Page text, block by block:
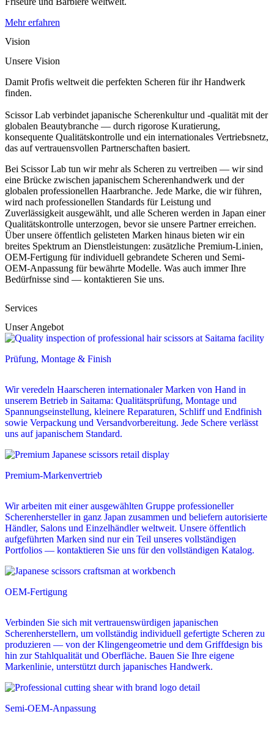
Mehr erfahren
Vision
Unsere Vision
Damit Profis weltweit die perfekten Scheren für ihr Handwerk
finden.
Scissor Lab verbindet japanische Scherenkultur und -qualität mit der
globalen Beautybranche — durch rigorose Kuratierung,
konsequente Qualitätskontrolle und ein internationales Vertriebsnetz,
das auf vertrauensvollen Partnerschaften basiert.
Bei Scissor Lab tun wir mehr als Scheren zu vertreiben — wir sind
eine Brücke zwischen japanischem Scherenhandwerk und der
globalen professionellen Haarbranche. Jede Marke, die wir führen,
wird nach professionellen Standards für Leistung und
Zuverlässigkeit ausgewählt, und alle Scheren werden in Japan einer
Qualitätskontrolle unterzogen, bevor sie unsere Partner erreichen.
Über unsere öffentlich gelisteten Marken hinaus bieten wir ein
breites Spektrum an Dienstleistungen: zusätzliche Premium-Linien,
OEM-Fertigung für individuell gebrandete Scheren und Semi-
OEM-Anpassung für bewährte Modelle. Was auch immer Ihre
Bedürfnisse sind — kontaktieren Sie uns.
Services
Unser Angebot
Prüfung, Montage & Finish
Wir veredeln Haarscheren internationaler Marken von Hand in
unserem Betrieb in Saitama: Qualitätsprüfung, Montage und
Spannungseinstellung, kleinere Reparaturen, Schliff und Endfinish
sowie Verpackung und Versandvorbereitung. Jede Schere verlässt
uns auf japanischem Standard.
Premium-Markenvertrieb
Wir arbeiten mit einer ausgewählten Gruppe professioneller
Scherenhersteller in ganz Japan zusammen und beliefern autorisierte
Händler, Salons und Einzelhändler weltweit. Unsere öffentlich
aufgeführten Marken sind nur ein Teil unseres vollständigen
Portfolios — kontaktieren Sie uns für den vollständigen Katalog.
OEM-Fertigung
Verbinden Sie sich mit vertrauenswürdigen japanischen
Scherenherstellern, um vollständig individuell gefertigte Scheren zu
produzieren — von der Klingengeometrie und dem Griffdesign bis
hin zur Stahlqualität und Oberfläche. Bauen Sie Ihre eigene
Markenlinie, unterstützt durch japanisches Handwerk.
Semi-OEM-Anpassung